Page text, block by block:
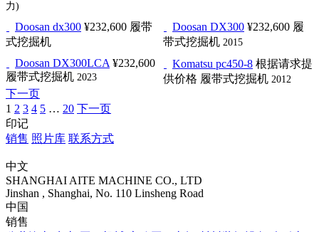
力)
Doosan dx300 ¥232,600 履带
式挖掘机
Doosan DX300 ¥232,600 履
带式挖掘机 2015
Doosan DX300LCA ¥232,600
履带式挖掘机 2023
Komatsu pc450-8 根据请求提
供价格 履带式挖掘机 2012
下一页
1 2 3 4 5 … 20 下一页
印记
销售 照片库 联系方式
中文
SHANGHAI AITE MACHINE CO., LTD
Jinshan , Shanghai, No. 110 Linsheng Road
中国
销售